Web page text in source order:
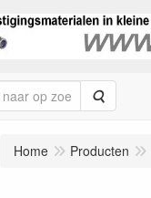
Zoeken
Home Producten